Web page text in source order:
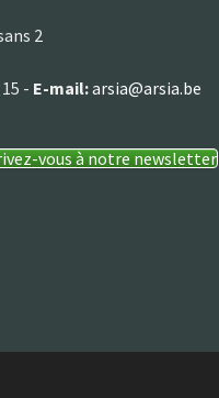
2
- E-mail:arsia@arsia.be
vous à notre newsletter